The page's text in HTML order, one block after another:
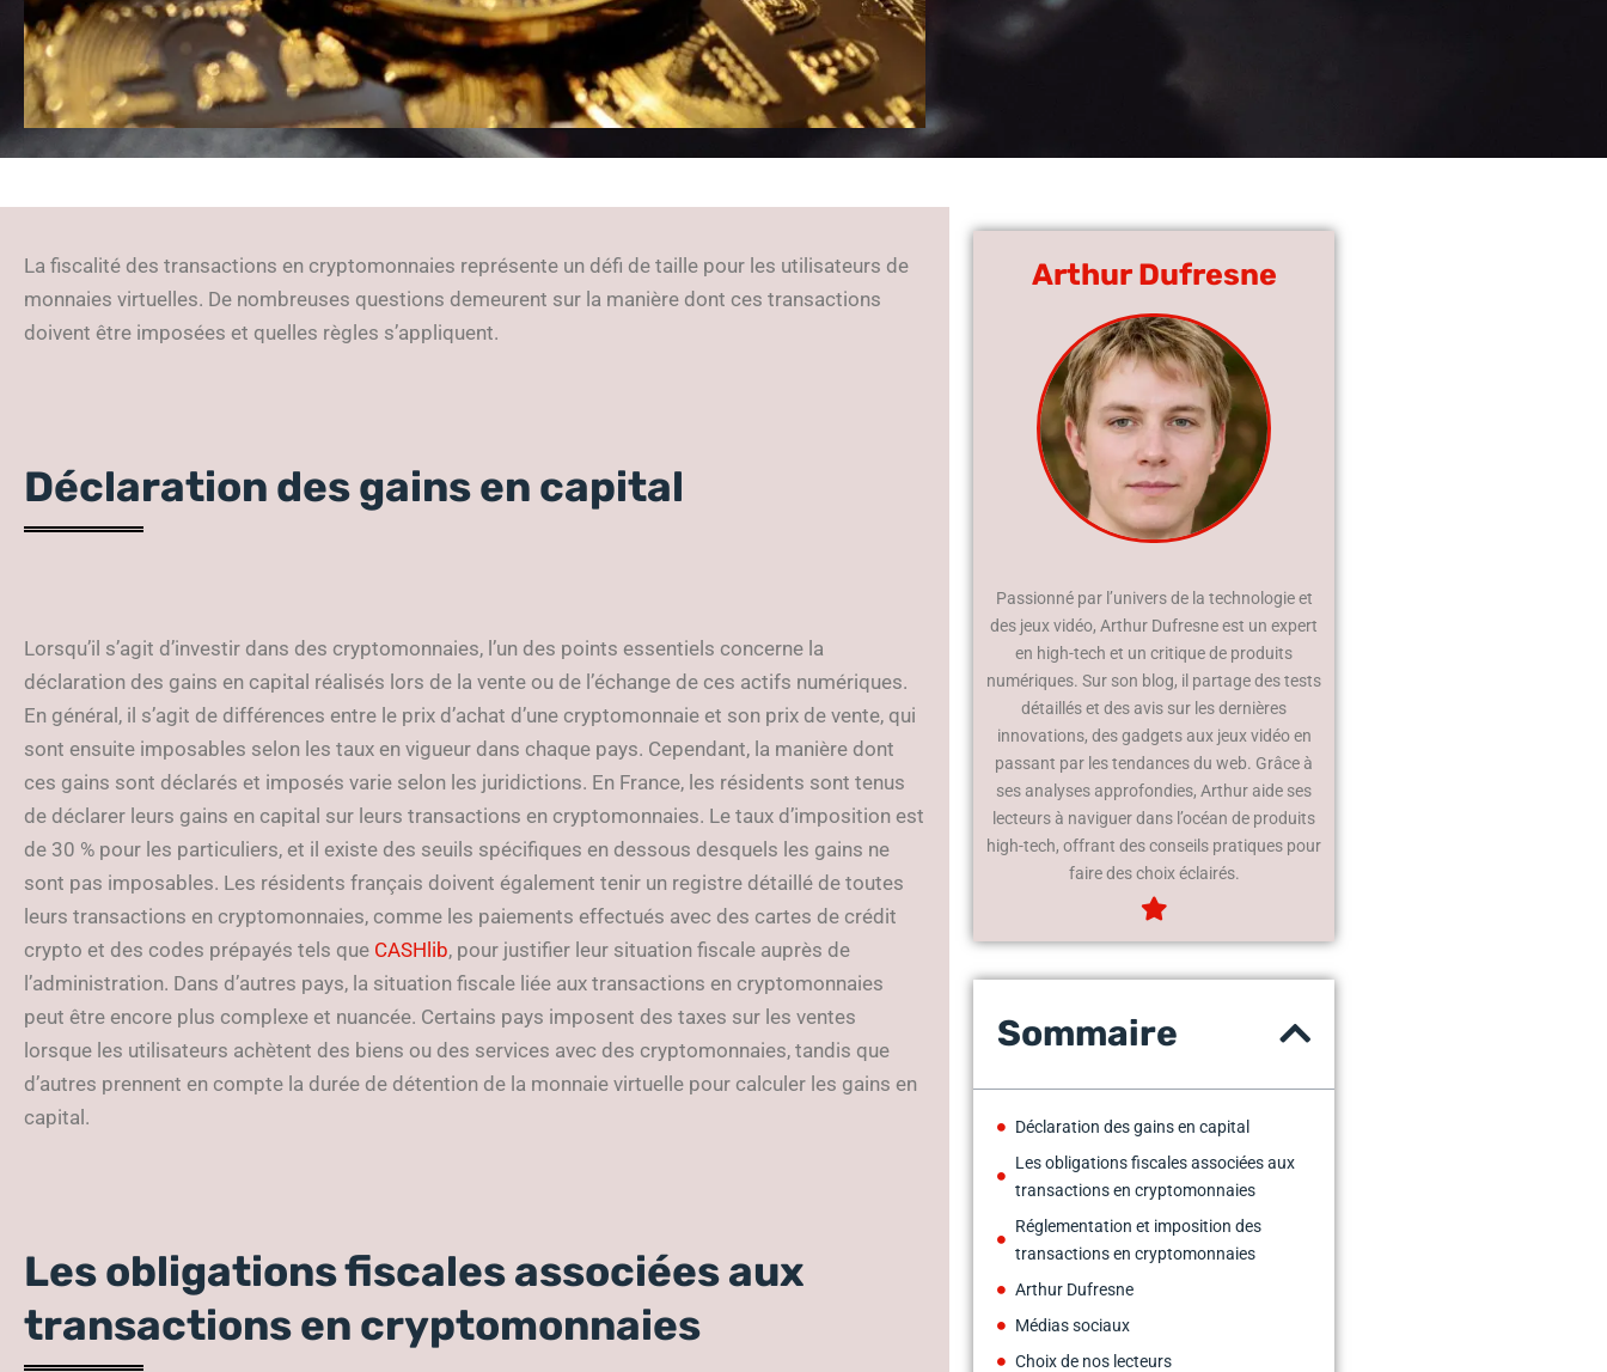
La fiscalité des transactions en cryptomonnaies représente un défi de taille pour les utilisateurs de
monnaies virtuelles. De nombreuses questions demeurent sur la manière dont ces transactions
doivent être imposées et quelles règles s’appliquent.
Déclaration des gains en capital
Lorsqu’il s’agit d’investir dans des cryptomonnaies, l’un des points essentiels concerne la
déclaration des gains en capital réalisés lors de la vente ou de l’échange de ces actifs numériques.
En général, il s’agit de différences entre le prix d’achat d’une cryptomonnaie et son prix de vente, qui
sont ensuite imposables selon les taux en vigueur dans chaque pays. Cependant, la manière dont
ces gains sont déclarés et imposés varie selon les juridictions. En France, les résidents sont tenus
de déclarer leurs gains en capital sur leurs transactions en cryptomonnaies. Le taux d’imposition est
de 30 % pour les particuliers, et il existe des seuils spécifiques en dessous desquels les gains ne
sont pas imposables. Les résidents français doivent également tenir un registre détaillé de toutes
leurs transactions en cryptomonnaies, comme les paiements effectués avec des cartes de crédit
crypto et des codes prépayés tels que CASHlib, pour justifier leur situation fiscale auprès de
l’administration. Dans d’autres pays, la situation fiscale liée aux transactions en cryptomonnaies
peut être encore plus complexe et nuancée. Certains pays imposent des taxes sur les ventes
lorsque les utilisateurs achètent des biens ou des services avec des cryptomonnaies, tandis que
d’autres prennent en compte la durée de détention de la monnaie virtuelle pour calculer les gains en
capital.
Les obligations fiscales associées aux
transactions en cryptomonnaies
Arthur Dufresne
Passionné par l’univers de la technologie et
des jeux vidéo, Arthur Dufresne est un expert
en high-tech et un critique de produits
numériques. Sur son blog, il partage des tests
détaillés et des avis sur les dernières
innovations, des gadgets aux jeux vidéo en
passant par les tendances du web. Grâce à
ses analyses approfondies, Arthur aide ses
lecteurs à naviguer dans l’océan de produits
high-tech, offrant des conseils pratiques pour
faire des choix éclairés.
Sommaire
Déclaration des gains en capital
Les obligations fiscales associées aux
transactions en cryptomonnaies
Réglementation et imposition des
transactions en cryptomonnaies
Arthur Dufresne
Médias sociaux
Choix de nos lecteurs